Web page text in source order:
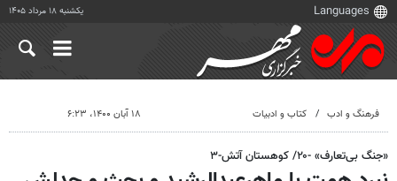
یکشنبه ۱۸ مرداد ۱۴۰۵
فرهنگ و ادب کتاب و ادبیات ۱۸ آبان ۱۴۰۰، ۶:۲۳
«جنگ بی‌تعارف» -۲۰/ کوهستان آتش-۳